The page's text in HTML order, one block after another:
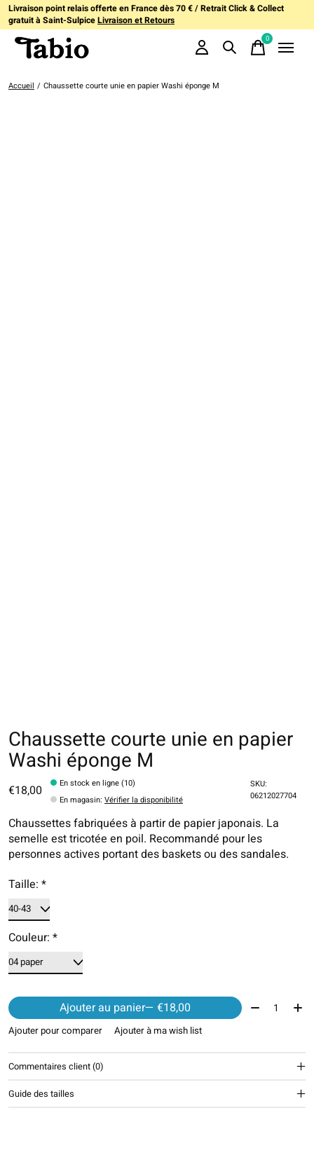
Livraison point relais offerte en France dès 70 € / Retrait Click & Collect
gratuit à Saint-SulpiceLivraison et Retours
0items
Accueil / Chaussette courte unie en papier Washi éponge M
Chaussette courte unie en papier
Washi éponge M
€18,00
En stock en ligne (10)
En magasin:Vérifier la disponibilité
SKU:
06212027704
Chaussettes fabriquées à partir de papier japonais. La
semelle est tricotée en poil. Recommandé pour les
personnes actives portant des baskets ou des sandales.
Taille: *
Couleur: *
Ajouter au panier — €18,00 Quantité:
Ajouter pour comparer Ajouter à ma wish list
Commentaires client (0)
Guide des tailles